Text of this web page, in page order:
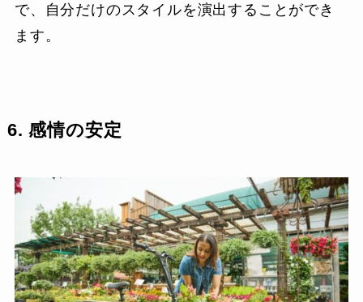
で、自分だけのスタイルを演出することができ
ます。
6. 感情の安定